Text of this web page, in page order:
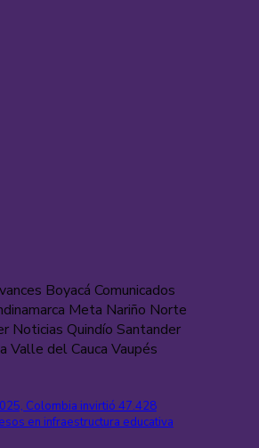
Boyacá Comunicados
Meta Nariño Norte
Noticias Quindío Santander
Valle del Cauca Vaupés
Colombia invirtió 47.428
en infraestructura educativa